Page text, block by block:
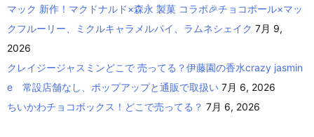
マック 新作！マクドナルド×森永 製菓 コラボ🎉チョコボール×マッ
クフルーリー、ミクルキャラメルパイ、ラムネシェイク 7月 9,
2026
クレイジージャスミンどこで 売ってる？伊藤園の香水crazy jasmin
e 常設店舗なし、ポップアップと通販で取扱い 7月 6, 2026
ちいかわチョコボックス！どこで売ってる？ 7月 6, 2026